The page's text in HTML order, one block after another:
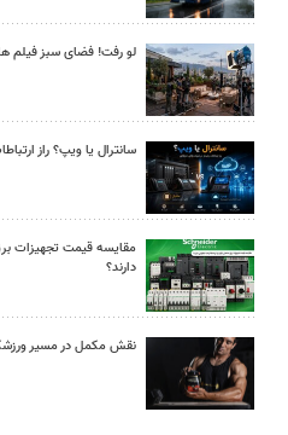
لو رفت! فضای سبز فیلم
سانترال یا ویپ؟ راز
مقایسه قیمت تجهیزات
دارند؟
نقش مکمل در مسیر